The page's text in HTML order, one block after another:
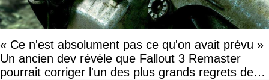
« Ce n'est absolument pas ce qu'on avait prévu »
Un ancien dev révèle que Fallout 3 Remaster
pourrait corriger l'un des plus grands regrets de